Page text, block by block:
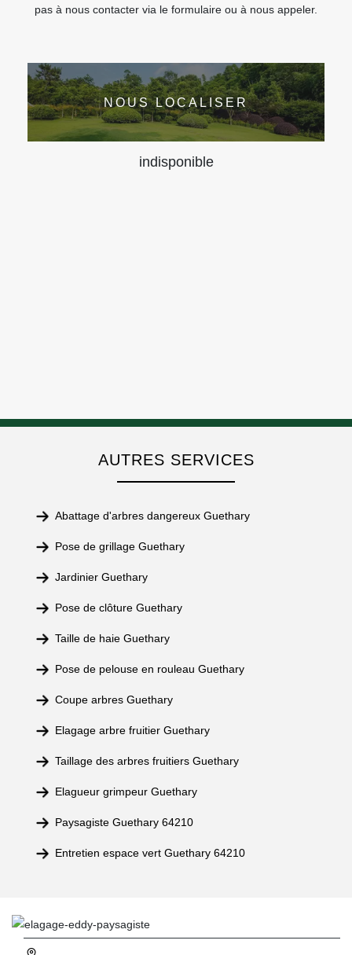
pas à nous contacter via le formulaire ou à nous appeler.
NOUS LOCALISER
indisponible
AUTRES SERVICES
Abattage d'arbres dangereux Guethary
Pose de grillage Guethary
Jardinier Guethary
Pose de clôture Guethary
Taille de haie Guethary
Pose de pelouse en rouleau Guethary
Coupe arbres Guethary
Elagage arbre fruitier Guethary
Taillage des arbres fruitiers Guethary
Elagueur grimpeur Guethary
Paysagiste Guethary 64210
Entretien espace vert Guethary 64210